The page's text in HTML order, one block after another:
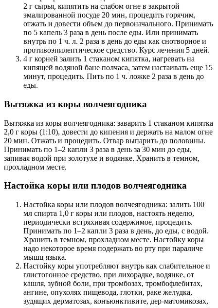
2 г сырья, кипятить на слабом огне в закрытой
эмалированной посуде 20 мин, процедить горячим,
отжать и довести объем до первоначального. Принимать
по 5 капель 3 раза в день после еды. Или принимать
внутрь по 1 ч. л. 2 раза в день до еды как снотворное и
противоэпилептическое средство. Курс лечения 5 дней.
4 г корней залить 1 стаканом кипятка, нагревать на
кипящей водяной бане полчаса, затем настаивать еще 15
минут, процедить. Пить по 1 ч. ложке 2 раза в день до
еды.
Вытяжка из коры волчеягодника
Вытяжка из коры волчеягодника: заварить 1 стаканом кипятка
2,0 г коры (1:10), довести до кипения и держать на малом огне
20 мин. Отжать и процедить. Отвар выпарить до половины.
Принимать по 1–2 капли 3 раза в день за 30 мин до еды,
запивая водой при золотухе и водянке. Хранить в темном,
прохладном месте.
Настойка коры или плодов волчеягодника
Настойка коры или плодов волчеягодника: залить 100
мл спирта 1,0 г коры или плодов, настоять неделю,
периодически встряхивая содержимое, процедить.
Принимать по 1–2 капли 3 раза в день, до еды, с водой.
Хранить в темном, прохладном месте. Настойку коры
надо некоторое время подержать во рту при параличе
мышц языка.
Настойку коры употребляют внутрь как слабительное и
глистогонное средство, при лихорадке, водянке, от
кашля, зубной боли, при тромбозах, тромбофлебитах,
ангине, опухолях пищевода, глотки, раке желудка,
зудящих дерматозах, конъюнктивите, дер-матомикозах,